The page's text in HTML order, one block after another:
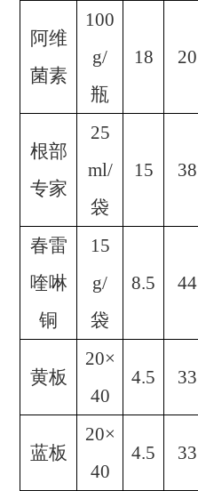
阿维
菌素
100
g/
瓶
18 20
根部
专家
25
ml/
袋
15 38
春雷
喹啉
铜
15
g/
袋
8.5 44
黄板
20×
40
4.5 33
蓝板
20×
40
4.5 33